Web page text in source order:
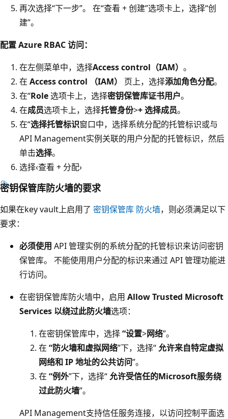
再次选择“下一步”。
在“查看 + 创建”选项卡上，选择“创
建”。
配置 Azure RBAC 访问：
在左侧菜单中，选择Access control（IAM） 。
在 Access control （IAM） 页上，选择添加角色分配。
在“Role选项卡上，选择密钥保管库证书用户。
在成员选项卡上，选择托管身份>+ 选择成员。
在“选择托管标识窗口中，选择系统分配的托管标识或与
API Management实例关联的用户分配的托管标识，然后
单击选择。
选择‹查看 + 分配›
密钥保管库防火墙的要求
如果在key vault上启用了 密钥保管库 防火墙，则必须满足以下
要求：
必须使用 API 管理实例的系统分配的托管标识来访问密钥
保管库。 不能使用用户分配的标识来通过 API 管理功能进
行访问。
在密钥保管库防火墙中，启用 Allow Trusted Microsoft
Services 以绕过此防火墙选项：
在密钥保管库中，选择“设置>网络”。
在 “防火墙和虚拟网络”下，选择“ 允许来自特定虚拟
网络和 IP 地址的公共访问”。
在 “例外”下，选择“ 允许受信任的Microsoft服务绕
过此防火墙”。
API Management支持信任服务连接，以访问控制平面选